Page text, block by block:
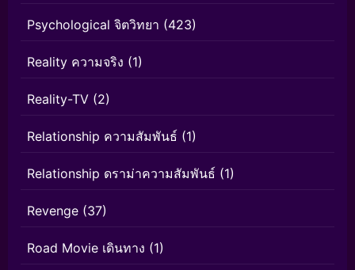
Psychological จิตวิทยา (423)
Reality ความจริง (1)
Reality-TV (2)
Relationship ความสัมพันธ์ (1)
Relationship ดราม่าความสัมพันธ์ (1)
Revenge (37)
Road Movie เดินทาง (1)